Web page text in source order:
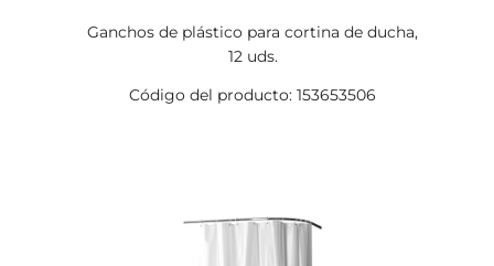
Ganchos de plástico para cortina de ducha,
12 uds.
Código del producto: 153653506